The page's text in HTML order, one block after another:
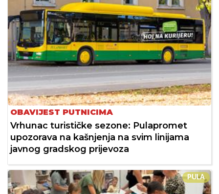
OBAVIJEST PUTNICIMA
Vrhunac turističke sezone: Pulapromet
upozorava na kašnjenja na svim linijama
javnog gradskog prijevoza
PULA